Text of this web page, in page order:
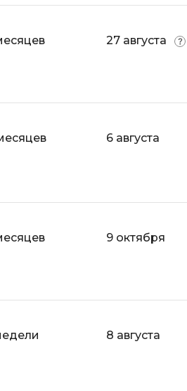
27 августа
6 августа
9 октября
8 августа